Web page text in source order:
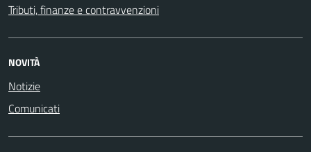
Tributi, finanze e contravvenzioni
NOVITÀ
Notizie
Comunicati